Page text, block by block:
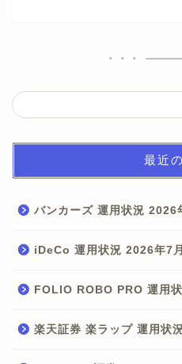
最近
バンカーズ 運用状況 2026
iDeCo 運用状況 2026年7月
FOLIO ROBO PRO 運用
楽天証券 楽ラップ 運用状